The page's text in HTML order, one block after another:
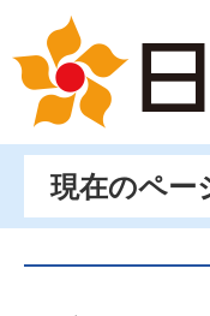
現在のペー